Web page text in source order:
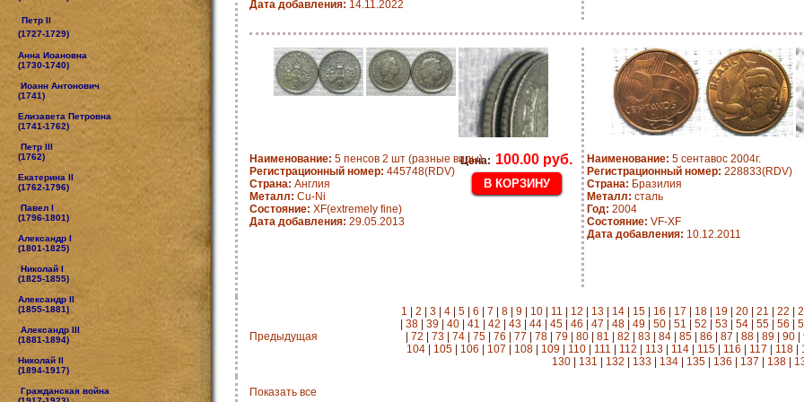
Петр II
(1727-1729)
Анна Иоановна
(1730-1740)
Иоанн Антонович
(1741)
Елизавета Петровна
(1741-1762)
Петр III
(1762)
Екатерина II
(1762-1796)
Павел I
(1796-1801)
Александр I
(1801-1825)
Николай I
(1825-1855)
Александр II
(1855-1881)
Александр III
(1881-1894)
Николай II
(1894-1917)
Гражданская война
Дата добавления: 14.11.2022
Наименование: 5 пенсов 2 шт (разные виды)
Регистрационный номер: 445748(RDV)
Страна: Англия
Металл: Cu-Ni
Состояние: XF(extremely fine)
Дата добавления: 29.05.2013
Цена: 100.00 руб. Наименование: 5 сентавос 2004г.
Регистрационный номер: 228833(RDV)
Страна: Бразилия
Металл: сталь
Год: 2004
Состояние: VF-XF
Дата добавления: 10.12.2011
Предыдущая
1 2 3| 4| 5| 6 7 8| 9| 10| 11 12 13| 14| 15| 16 17 18| 19| 20| 21 22
38 39 40 41 42 43 44 45 46 47 48 49 50 51 52 53 54 55 56
72 73 74 75 76 77 78 79 80 81 82 83 84 85 86 87 88 89 90
104| 105| 106 107 108| 109| 110| 111 112 113| 114| 115| 116 117 118|
130
131 132 133 134 135 136 137 138
Показать все